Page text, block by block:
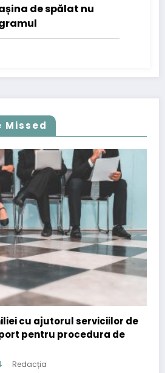
de spălat nu
Missed
de
de
PR
Importanța
strategia de content